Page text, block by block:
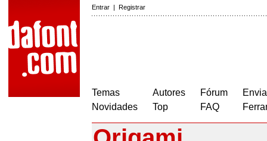
Entrar | Registrar
Temas
Novidades
Autores
Top
Fórum
FAQ